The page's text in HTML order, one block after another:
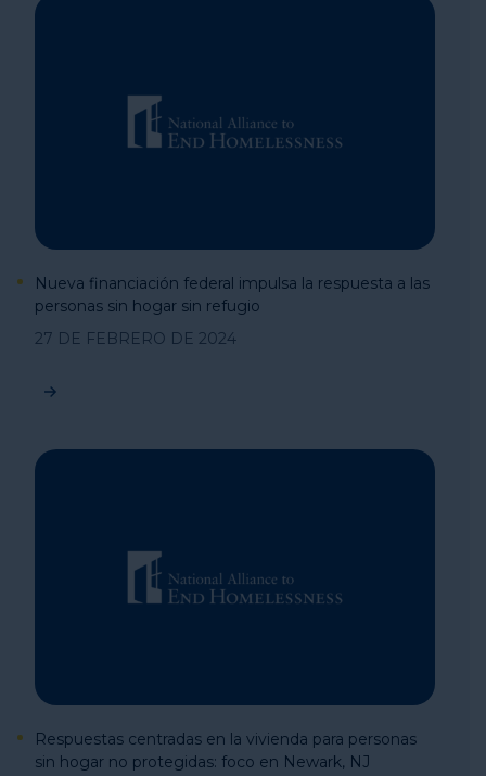
Nueva financiación federal impulsa la respuesta a las
personas sin hogar sin refugio
27 DE FEBRERO DE 2024
Respuestas centradas en la vivienda para personas
sin hogar no protegidas: foco en Newark, NJ